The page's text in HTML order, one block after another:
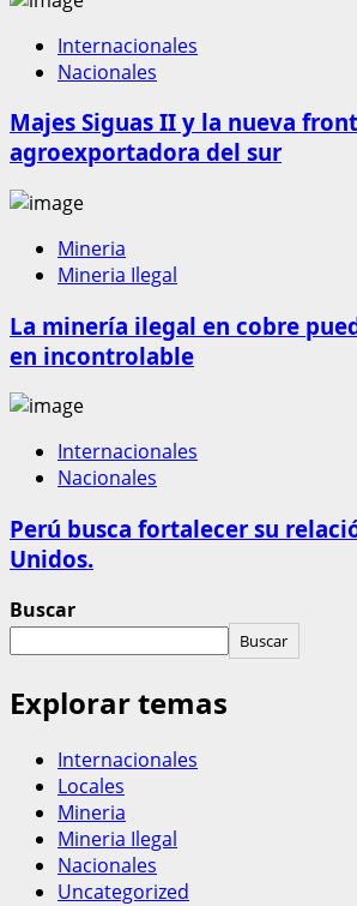
Internacionales
Nacionales
Majes Siguas II y la nueva
agroexportadora del sur
Mineria
Mineria Ilegal
La minería ilegal en cobre
en incontrolable
Internacionales
Nacionales
Perú busca fortalecer su
Unidos.
Buscar
Buscar
Explorar temas
Internacionales
Locales
Mineria
Mineria Ilegal
Nacionales
Uncategorized